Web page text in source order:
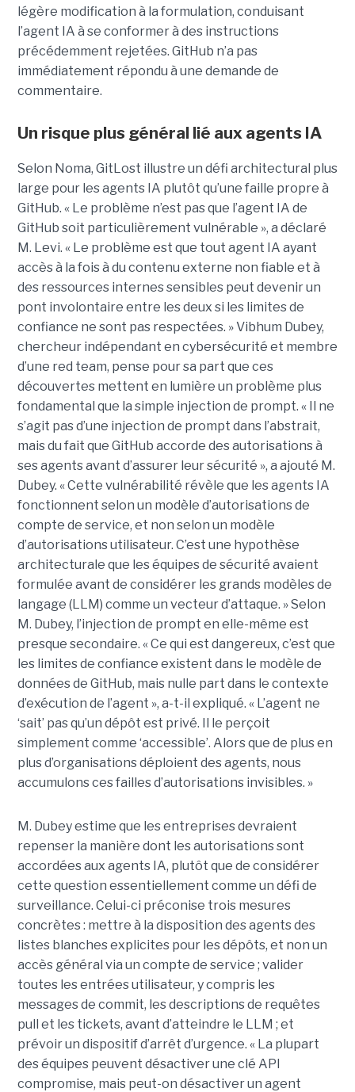
légère modification à la formulation, conduisant
l’agent IA à se conformer à des instructions
précédemment rejetées. GitHub n’a pas
immédiatement répondu à une demande de
commentaire.
Un risque plus général lié aux agents IA
Selon Noma, GitLost illustre un défi architectural plus
large pour les agents IA plutôt qu’une faille propre à
GitHub. « Le problème n’est pas que l’agent IA de
GitHub soit particulièrement vulnérable », a déclaré
M. Levi. « Le problème est que tout agent IA ayant
accès à la fois à du contenu externe non fiable et à
des ressources internes sensibles peut devenir un
pont involontaire entre les deux si les limites de
confiance ne sont pas respectées. » Vibhum Dubey,
chercheur indépendant en cybersécurité et membre
d’une red team, pense pour sa part que ces
découvertes mettent en lumière un problème plus
fondamental que la simple injection de prompt. « Il ne
s’agit pas d’une injection de prompt dans l’abstrait,
mais du fait que GitHub accorde des autorisations à
ses agents avant d’assurer leur sécurité », a ajouté M.
Dubey. « Cette vulnérabilité révèle que les agents IA
fonctionnent selon un modèle d’autorisations de
compte de service, et non selon un modèle
d’autorisations utilisateur. C’est une hypothèse
architecturale que les équipes de sécurité avaient
formulée avant de considérer les grands modèles de
langage (LLM) comme un vecteur d’attaque. » Selon
M. Dubey, l’injection de prompt en elle-même est
presque secondaire. « Ce qui est dangereux, c’est que
les limites de confiance existent dans le modèle de
données de GitHub, mais nulle part dans le contexte
d’exécution de l’agent », a-t-il expliqué. « L’agent ne
‘sait’ pas qu’un dépôt est privé. Il le perçoit
simplement comme ‘accessible’. Alors que de plus en
plus d’organisations déploient des agents, nous
accumulons ces failles d’autorisations invisibles. »
M. Dubey estime que les entreprises devraient
repenser la manière dont les autorisations sont
accordées aux agents IA, plutôt que de considérer
cette question essentiellement comme un défi de
surveillance. Celui-ci préconise trois mesures
concrètes : mettre à la disposition des agents des
listes blanches explicites pour les dépôts, et non un
accès général via un compte de service ; valider
toutes les entrées utilisateur, y compris les
messages de commit, les descriptions de requêtes
pull et les tickets, avant d’atteindre le LLM ; et
prévoir un dispositif d’arrêt d’urgence. « La plupart
des équipes peuvent désactiver une clé API
compromise, mais peut-on désactiver un agent